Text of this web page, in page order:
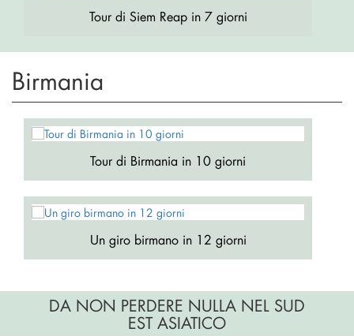
Tour di Siem Reap in 7 giorni
Birmania
Tour di Birmania in 10 giorni
Un giro birmano in 12 giorni
DA NON PERDERE NULLA NEL SUD
EST ASIATICO